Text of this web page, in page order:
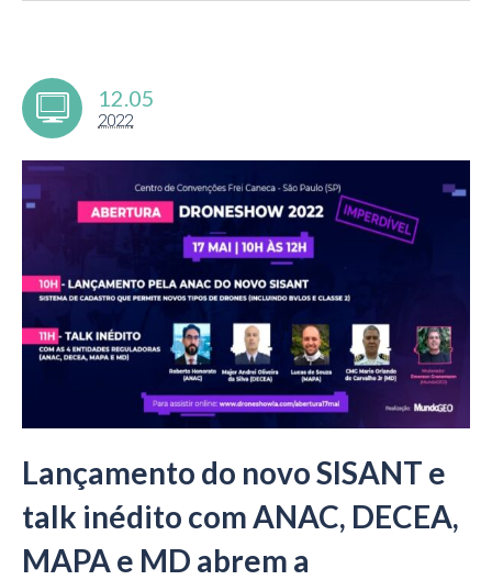
12.05
2022
Lançamento do novo SISANT e
talk inédito com ANAC, DECEA,
MAPA e MD abrem a